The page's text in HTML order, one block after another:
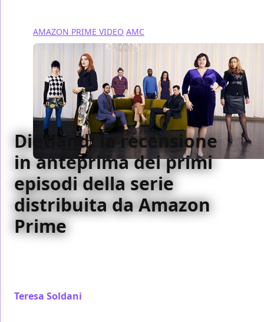
AMAZON PRIME VIDEO AMC
Dietland: la recensione
in anteprima dei primi
episodi della serie
distribuita da Amazon
Prime
Teresa Soldani